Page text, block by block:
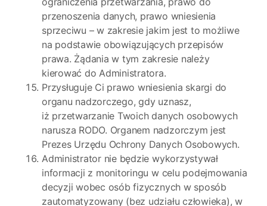
przenoszenia danych, prawo wniesienia
sprzeciwu – w zakresie jakim jest to możliwe
na podstawie obowiązujących przepisów
prawa. Żądania w tym zakresie należy
kierować do Administratora.
Przysługuje Ci prawo wniesienia skargi do
organu nadzorczego, gdy uznasz,
iż przetwarzanie Twoich danych osobowych
narusza RODO. Organem nadzorczym jest
Prezes Urzędu Ochrony Danych Osobowych.
Administrator nie będzie wykorzystywał
informacji z monitoringu w celu podejmowania
decyzji wobec osób fizycznych w sposób
zautomatyzowany (bez udziału człowieka), w